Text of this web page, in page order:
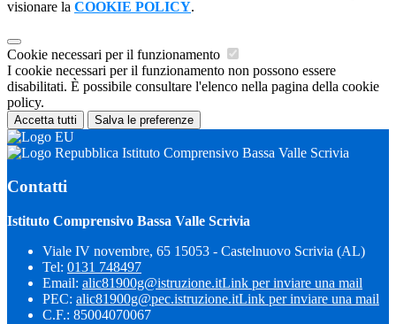
visionare la COOKIE POLICY.
Cookie necessari per il funzionamento
I cookie necessari per il funzionamento non possono essere
disabilitati. È possibile consultare l'elenco nella pagina della cookie
policy.
Accetta tutti Salva le preferenze
Istituto Comprensivo Bassa Valle Scrivia
Contatti
Istituto Comprensivo Bassa Valle Scrivia
Viale IV novembre, 65 15053 - Castelnuovo Scrivia (AL)
Tel: 0131 748497
Email: alic81900g@istruzione.itLink per inviare una mail
PEC: alic81900g@pec.istruzione.itLink per inviare una mail
C.F.: 85004070067